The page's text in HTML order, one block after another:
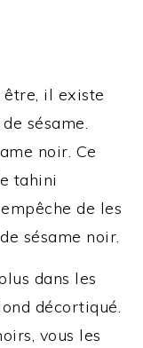
être, il existe
sésame.
noir. Ce
tahini
de les
sésame noir.
dans les
décortiqué.
vous les